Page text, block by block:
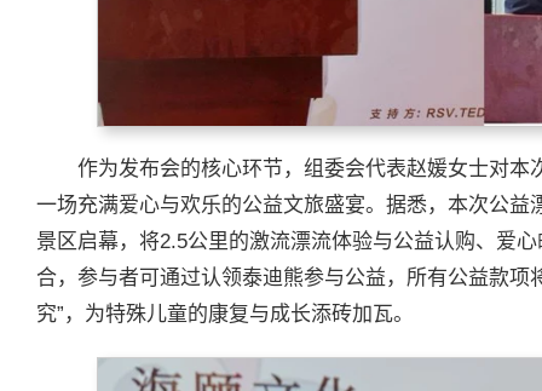
作为发布会的核心环节，组委会代表赵媛女士对
一场充满爱心与欢乐的公益文旅盛宴。据悉，本次公
景区启幕，将2.5公里的激流漂流体验与公益认购、爱
合，参与者可通过认领泰迪熊参与公益，所有公益款项
究”，为特殊儿童的康复与成长添砖加瓦。